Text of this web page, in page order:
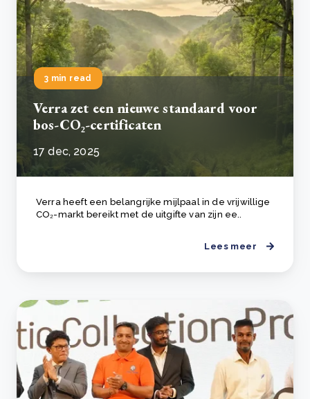
3 min read
Verra zet een nieuwe standaard voor
bos-CO₂-certificaten
17 dec, 2025
Verra heeft een belangrijke mijlpaal in de vrijwillige
CO₂-markt bereikt met de uitgifte van zijn ee..
Lees meer